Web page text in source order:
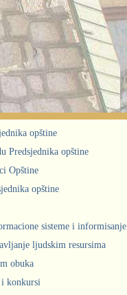
opštine
Predsjednika opštine
Opštine
opštine
sisteme i informisanje
ljudskim resursima
obuka
i konkursi